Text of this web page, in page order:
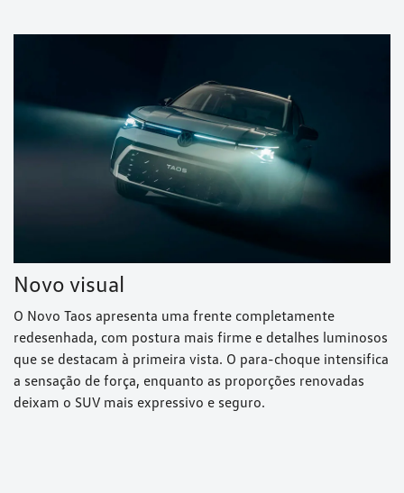
Novo visual
O Novo Taos apresenta uma frente completamente
redesenhada, com postura mais firme e detalhes luminosos
que se destacam à primeira vista. O para-choque intensifica
a sensação de força, enquanto as proporções renovadas
deixam o SUV mais expressivo e seguro.